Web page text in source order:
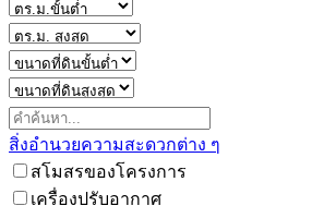
สิ่งอำนวยความสะดวกต่าง ๆ
สโมสรของโครงการ
เครื่องปรับอากาศ